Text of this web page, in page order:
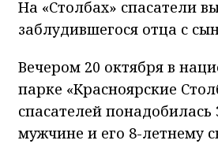
На «Столбах» спасатели
заблудившегося отца с
Вечером 20 октября в
парке «Красноярские
спасателей понадобилась
мужчине и его 8-летнему